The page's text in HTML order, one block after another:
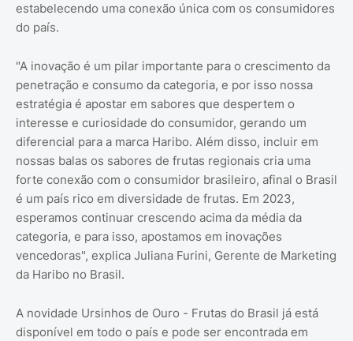
estabelecendo uma conexão única com os consumidores
do país.
"A inovação é um pilar importante para o crescimento da
penetração e consumo da categoria, e por isso nossa
estratégia é apostar em sabores que despertem o
interesse e curiosidade do consumidor, gerando um
diferencial para a marca Haribo. Além disso, incluir em
nossas balas os sabores de frutas regionais cria uma
forte conexão com o consumidor brasileiro, afinal o Brasil
é um país rico em diversidade de frutas. Em 2023,
esperamos continuar crescendo acima da média da
categoria, e para isso, apostamos em inovações
vencedoras", explica Juliana Furini, Gerente de Marketing
da Haribo no Brasil.
A novidade Ursinhos de Ouro - Frutas do Brasil já está
disponível em todo o país e pode ser encontrada em